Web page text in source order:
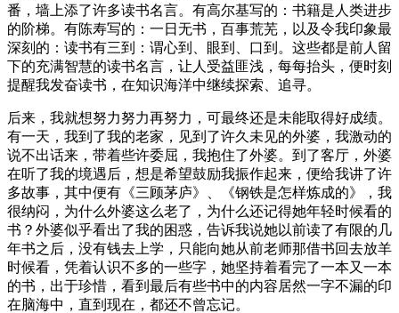
番，墙上添了许多读书名言。有高尔基写的：书籍是人类进步
的阶梯。有陈寿写的：一日无书，百事荒芜，以及令我印象最
深刻的：读书有三到：谓心到、眼到、口到。这些都是前人留
下的充满智慧的读书名言，让人受益匪浅，每每抬头，便时刻
提醒我发奋读书，在知识海洋中继续探索、追寻。
后来，我就想努力努力再努力，可最终还是未能取得好成绩。
有一天，我到了我的老家，见到了许久未见的外婆，我激动的
说不出话来，带着些许委屈，我抱住了外婆。到了客厅，外婆
在听了我的境遇后，想是希望鼓励我振作起来，便给我讲了许
多故事，其中便有《三顾茅庐》、《钢铁是怎样炼成的》，我
很纳闷，为什么外婆这么老了，为什么还记得她年轻时候看的
书？外婆似乎看出了我的困惑，告诉我说她以前读了有限的几
年书之后，没有钱去上学，只能向她从前老师那借书回去放羊
时候看，凭着认识不多的一些字，她坚持着看完了一本又一本
的书，出于珍惜，看到最后有些书中的内容居然一字不漏的印
在脑海中，直到现在，都还不曾忘记。